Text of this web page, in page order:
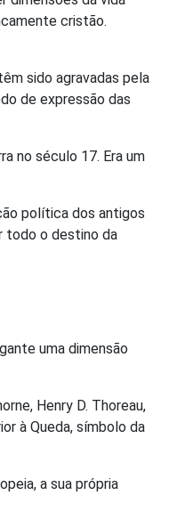
cristão.
sido agravadas pela
de expressão das
no século 17. Era um
política dos antigos
todo o destino da
uma dimensão
Henry D. Thoreau,
à Queda, símbolo da
a sua própria